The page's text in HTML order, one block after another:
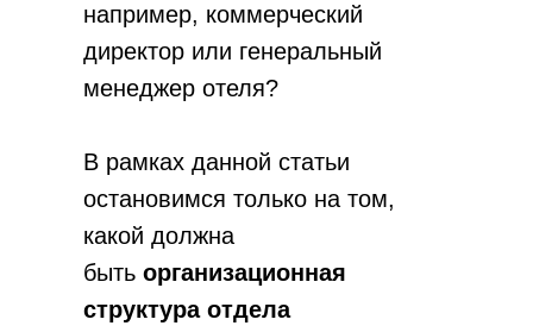
например, коммерческий
директор или генеральный
менеджер отеля?
В рамках данной статьи
остановимся только на том,
какой должна
быть организационная
структура отдела